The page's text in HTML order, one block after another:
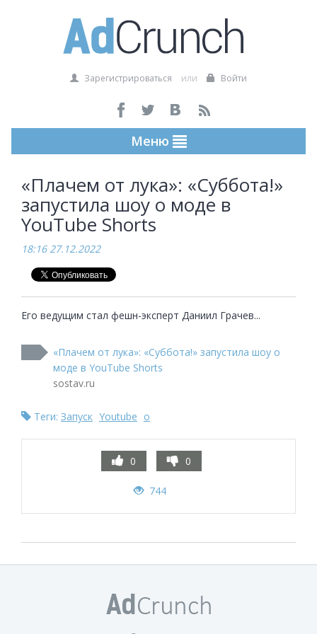
Зарегистрироваться или Войти
Меню
«Плачем от лука»: «Суббота!»
запустила шоу о моде в
YouTube Shorts
18:16 27.12.2022
Его ведущим стал фешн-эксперт Даниил Грачев...
«Плачем от лука»: «Суббота!» запустила шоу о
моде в YouTube Shorts
sostav.ru
Теги: Запуск Youtube о
0 0
744